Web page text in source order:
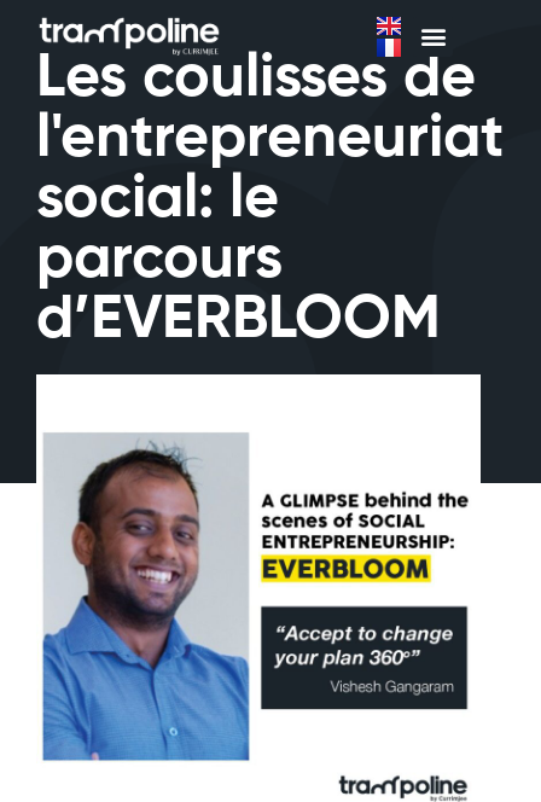
Les coulisses de
l'entrepreneuriat
social: le
parcours
d’EVERBLOOM